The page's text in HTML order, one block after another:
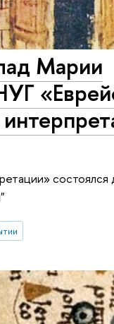
Марии
состоялся